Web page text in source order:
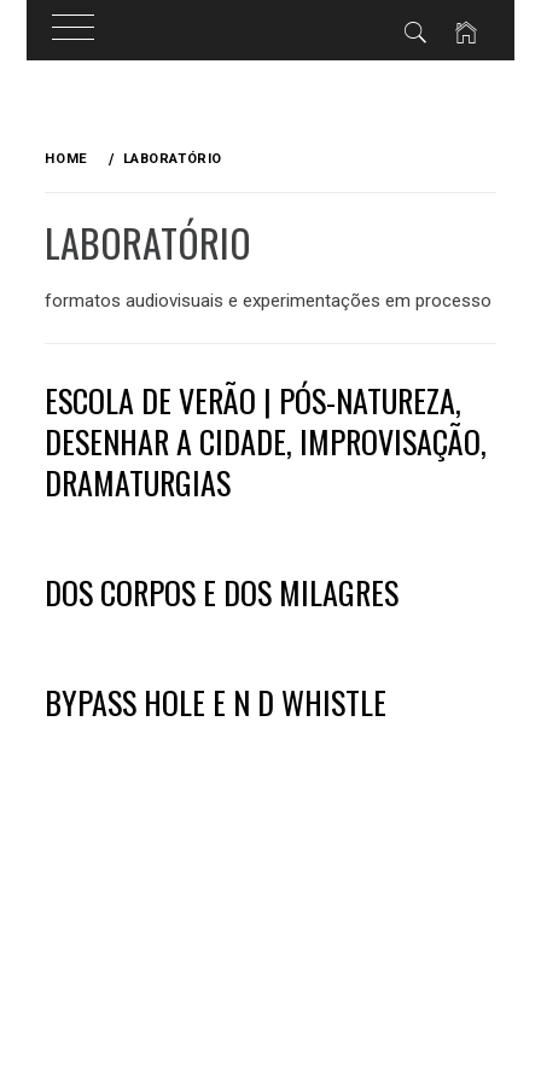
HOME LABORATÓRIO
LABORATÓRIO
formatos audiovisuais e experimentações em processo
ESCOLA DE VERÃO | PÓS-NATUREZA,
DESENHAR A CIDADE, IMPROVISAÇÃO,
DRAMATURGIAS
DOS CORPOS E DOS MILAGRES
BYPASS HOLE E N D WHISTLE